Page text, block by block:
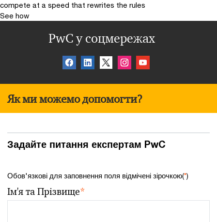
compete at a speed that rewrites the rules
See how
PwC у соцмережах
Як ми можемо допомогти?
Задайте питання експертам PwC
Обов'язкові для заповнення поля відмічені зірочкою(*)
Ім'я та Прізвище*